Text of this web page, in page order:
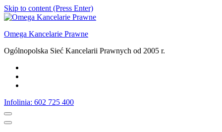
Skip to content (Press Enter)
Omega Kancelarie Prawne
Ogólnopolska Sieć Kancelarii Prawnych od 2005 r.
Infolinia: 602 725 400